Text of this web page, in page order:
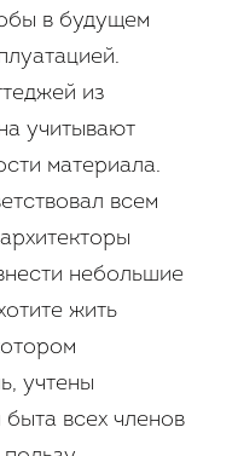
в будущем
из
учитывают
материала.
всем
небольшие
жить
учтены
всех членов